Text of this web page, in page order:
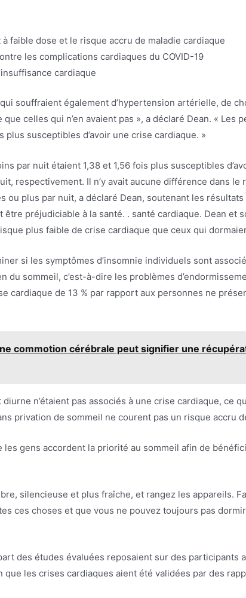
faible dose et le risque accru de maladie cardiaque
les complications cardiaques du COVID-19
cardiaque
souffraient également d’hypertension artérielle, de
celles qui n’en avaient pas », a déclaré Dean. « Les
susceptibles d’avoir une crise cardiaque. »
par nuit étaient 1,38 et 1,56 fois plus susceptibles
respectivement. Il n’y avait aucune différence dans le
plus par nuit, a déclaré Dean, soutenant les résultats
préjudiciable à la santé. . santé cardiaque. Dean et
plus faible de crise cardiaque que ceux qui
si les symptômes d’insomnie individuels sont
sommeil, c’est-à-dire les problèmes
cardiaque de 13 % par rapport aux personnes ne
commotion cérébrale peut signifier une
n’étaient pas associés à une crise cardiaque, ce
privation de sommeil ne courent pas un risque accru
gens accordent la priorité au sommeil afin de
silencieuse et plus fraîche, et rangez les appareils.
ces choses et que vous ne pouvez toujours pas
des études évaluées reposaient sur des participants
les crises cardiaques aient été validées par des